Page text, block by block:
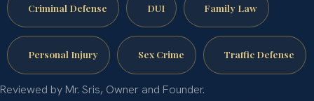
Criminal Defense DUI Family Law
Personal Injury Sex Crime Traffic Defense
Reviewed by Mr. Sris, Owner and Founder.